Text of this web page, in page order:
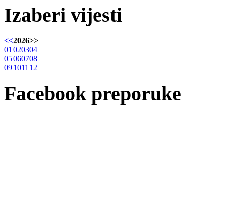
Izaberi vijesti
<<2026>>
01 020304
05060708
091011 12
Facebook preporuke